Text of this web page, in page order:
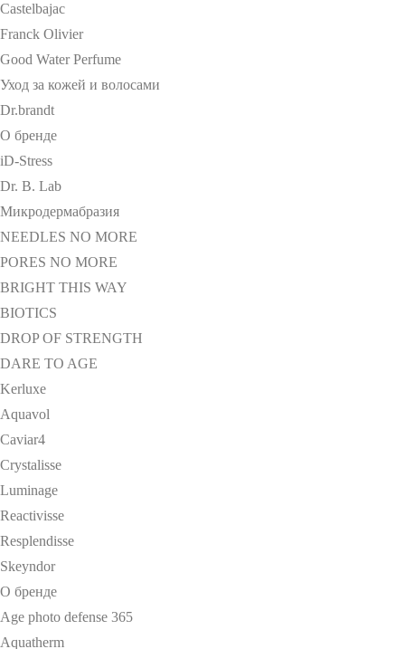
Castelbajac
Franck Olivier
Good Water Perfume
Уход за кожей и волосами
Dr.brandt
О бренде
iD-Stress
Dr. B. Lab
Микродермабразия
NEEDLES NO MORE
PORES NO MORE
BRIGHT THIS WAY
BIOTICS
DROP OF STRENGTH
DARE TO AGE
Kerluxe
Aquavol
Caviar4
Crystalisse
Luminage
Reactivisse
Resplendisse
Skeyndor
О бренде
Age photo defense 365
Aquatherm